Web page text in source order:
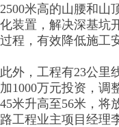
2500米高的山腰和山
化装置，解决深基坑
过程，有效降低施工
此外，工程有23公里
加1000万元投资，调
45米升高至56米，将
路工程业主项目经理